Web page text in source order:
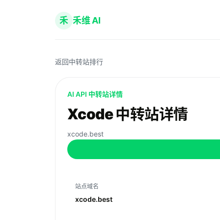
禾 禾维 AI
返回中转站排行
AI API 中转站详情
Xcode 中转站详情
xcode.best
站点域名
xcode.best